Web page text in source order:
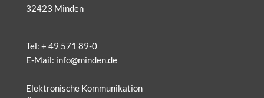
32423 Minden
Tel: + 49 571 89-0
E-Mail: info@minden.de
Elektronische Kommunikation